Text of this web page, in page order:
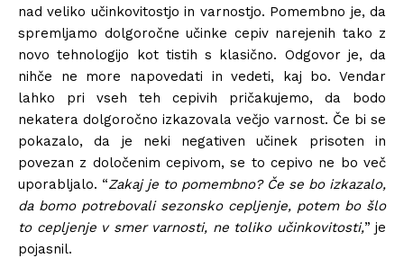
nad veliko učinkovitostjo in varnostjo. Pomembno je, da
spremljamo dolgoročne učinke cepiv narejenih tako z
novo tehnologijo kot tistih s klasično. Odgovor je, da
nihče ne more napovedati in vedeti, kaj bo. Vendar
lahko pri vseh teh cepivih pričakujemo, da bodo
nekatera dolgoročno izkazovala večjo varnost. Če bi se
pokazalo, da je neki negativen učinek prisoten in
povezan z določenim cepivom, se to cepivo ne bo več
uporabljalo. “Zakaj je to pomembno? Če se bo izkazalo,
da bomo potrebovali sezonsko cepljenje, potem bo šlo
to cepljenje v smer varnosti, ne toliko učinkovitosti,” je
pojasnil.